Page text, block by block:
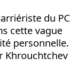
du PC
cette vague
personnelle.
Khrouchtchev